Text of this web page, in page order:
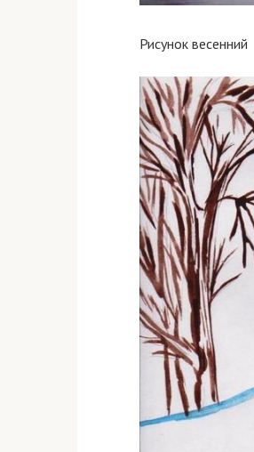
Рисунок весенний